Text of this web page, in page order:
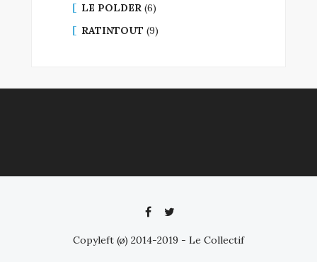
LE POLDER (6)
RATINTOUT (9)
Copyleft (ø) 2014-2019 - Le Collectif